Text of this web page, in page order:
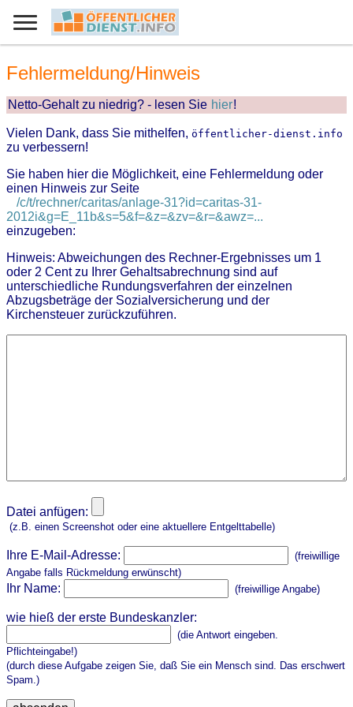
Fehlermeldung/Hinweis
Netto-Gehalt zu niedrig? - lesen Sie hier!
Vielen Dank, dass Sie mithelfen, öffentlicher-dienst.info
zu verbessern!
Sie haben hier die Möglichkeit, eine Fehlermeldung oder
einen Hinweis zur Seite
/c/t/rechner/caritas/anlage-31?id=caritas-31-
2012i&g=E_11b&s=5&f=&z=&zv=&r=&awz=...
einzugeben:
Hinweis: Abweichungen des Rechner-Ergebnisses um 1
oder 2 Cent zu Ihrer Gehaltsabrechnung sind auf
unterschiedliche Rundungsverfahren der einzelnen
Abzugsbeträge der Sozialversicherung und der
Kirchensteuer zurückzuführen.
Datei anfügen:
(z.B. einen Screenshot oder eine aktuellere Entgelttabelle)
Ihre E-Mail-Adresse:
(freiwillige
Angabe falls Rückmeldung erwünscht)
Ihr Name: (freiwillige Angabe)
wie hieß der erste Bundeskanzler:
(die Antwort eingeben.
Pflichteingabe!)
(durch diese Aufgabe zeigen Sie, daß Sie ein Mensch sind. Das erschwert
Spam.)